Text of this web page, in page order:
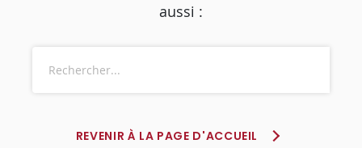
aussi :
REVENIR À LA PAGE D'ACCUEIL